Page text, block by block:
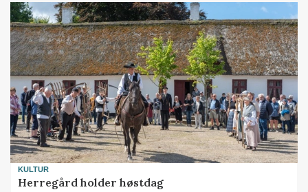
KULTUR
Herregård holder høstdag